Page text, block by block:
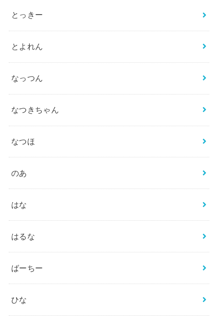
とっきー
とよれん
なっつん
なつきちゃん
なつほ
のあ
はな
はるな
ばーちー
ひな